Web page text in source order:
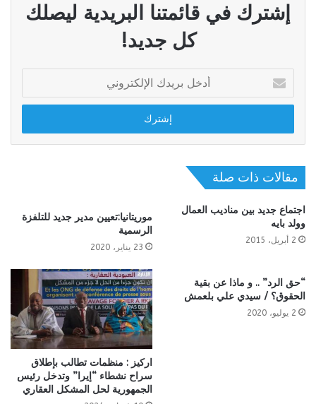
إشترك في قائمتنا البريدية ليصلك
كل جديد!
بريدك
الإلكتروني
مقالات ذات صلة
اجتماع جديد بين مناديب العمال
وولد بايه
2 أبريل، 2015
موريتانيا:تعيين مدير جديد للتلفزة
الرسمية
23 يناير، 2020
“حق الرد” .. و ماذا عن بقية
الحقوق؟ / سيدي علي بلعمش
2 يوليو، 2020
اركيز : منظمات تطالب بإطلاق
سراح نشطاء “إيرا” وتدخل رئيس
الجمهورية لحل المشكل العقاري